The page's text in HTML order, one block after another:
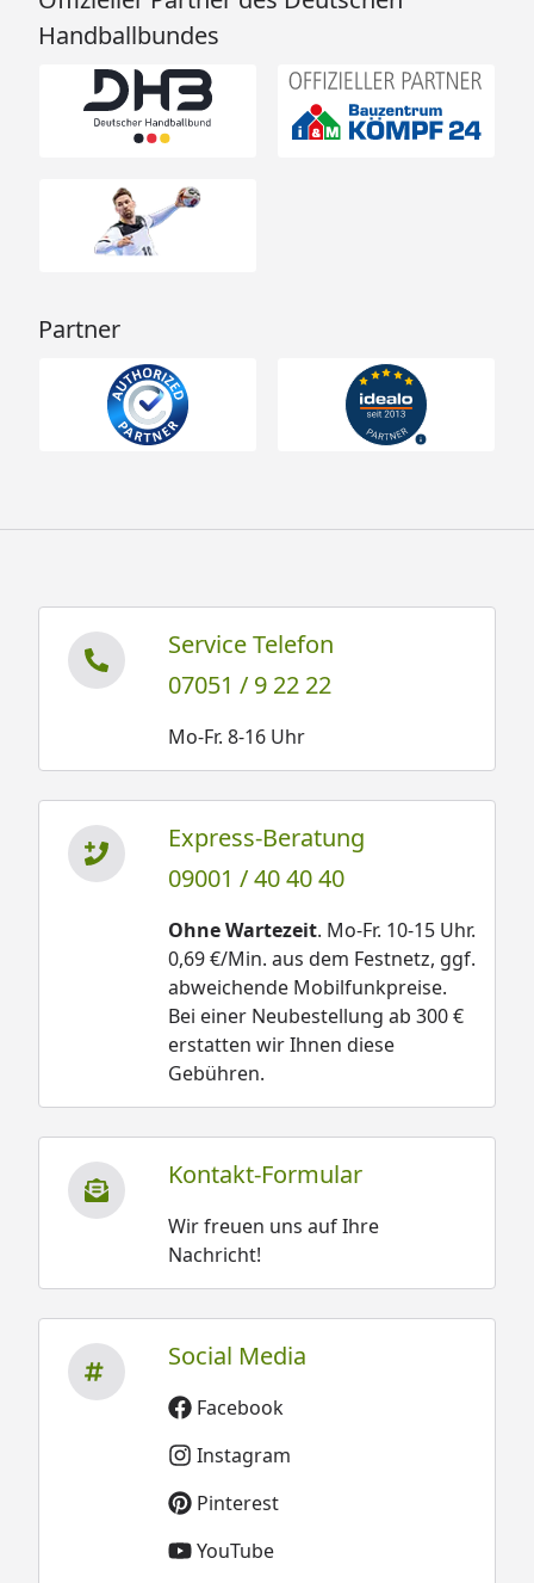
Seitenwände für freistehende
Terrassenüberdachungen Leimholz 243 x 210
cm
Datenblatt Skan Holz Andreaskreuz
Terrassenüberdachungen Leimholz 293 x 210
Datenblatt Skan Holz Andreaskreuz
cm
Montageanleitung Skan Holz Andreaskreuz
Seitenwände für freistehende
gültig ist.
Handballbundes
Partner
Service Telefon
07051 / 9 22 22
Mo-Fr. 8-16 Uhr
Express-Beratung
09001 / 40 40 40
Ohne Wartezeit. Mo-Fr. 10-15 Uhr.
0,69 €/Min. aus dem Festnetz, ggf.
abweichende Mobilfunkpreise.
Bei einer Neubestellung ab 300 €
erstatten wir Ihnen diese
Gebühren.
Kontakt-Formular
Wir freuen uns auf Ihre
Nachricht!
Social Media
Facebook
Instagram
Pinterest
YouTube